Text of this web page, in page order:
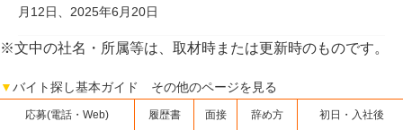
月12日、2025年6月20日
※文中の社名・所属等は、取材時または更新時のものです。
▼バイト探し基本ガイド その他のページを見る
応募(電話・Web) 履歴書 面接 辞め方 初日・入社後